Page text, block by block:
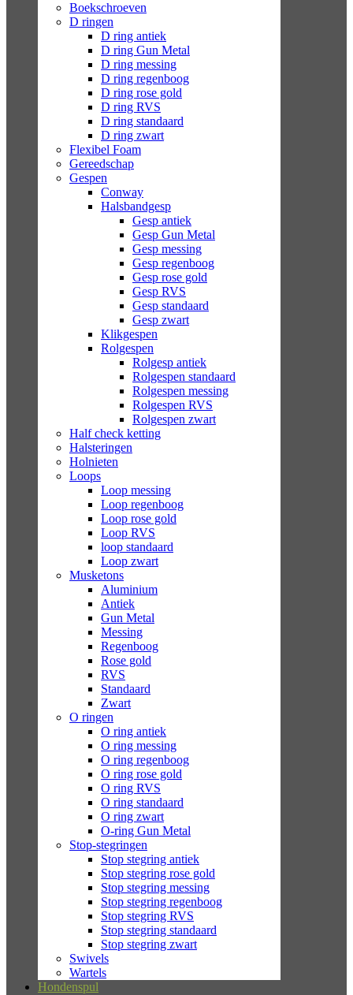
Boekschroeven
D ringen
D ring antiek
D ring Gun Metal
D ring messing
D ring regenboog
D ring rose gold
D ring RVS
D ring standaard
D ring zwart
Flexibel Foam
Gereedschap
Gespen
Conway
Halsbandgesp
Gesp antiek
Gesp Gun Metal
Gesp messing
Gesp regenboog
Gesp rose gold
Gesp RVS
Gesp standaard
Gesp zwart
Klikgespen
Rolgespen
Rolgesp antiek
Rolgespen standaard
Rolgespen messing
Rolgespen RVS
Rolgespen zwart
Half check ketting
Halsteringen
Holnieten
Loops
Loop messing
Loop regenboog
Loop rose gold
Loop RVS
loop standaard
Loop zwart
Musketons
Aluminium
Antiek
Gun Metal
Messing
Regenboog
Rose gold
RVS
Standaard
Zwart
O ringen
O ring antiek
O ring messing
O ring regenboog
O ring rose gold
O ring RVS
O ring standaard
O ring zwart
O-ring Gun Metal
Stop-stegringen
Stop stegring antiek
Stop stegring rose gold
Stop stegring messing
Stop stegring regenboog
Stop stegring RVS
Stop stegring standaard
Stop stegring zwart
Swivels
Wartels
Hondenspul